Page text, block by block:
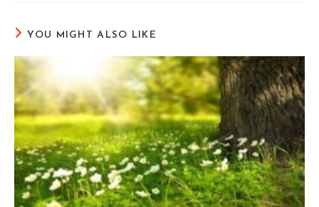
YOU MIGHT ALSO LIKE